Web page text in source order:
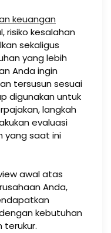
keuangan
risiko kesalahan
sekaligus
yang lebih
Anda ingin
tersusun sesuai
digunakan untuk
langkah
evaluasi
yang saat ini
awal atas
Anda,
kebutuhan
terukur.